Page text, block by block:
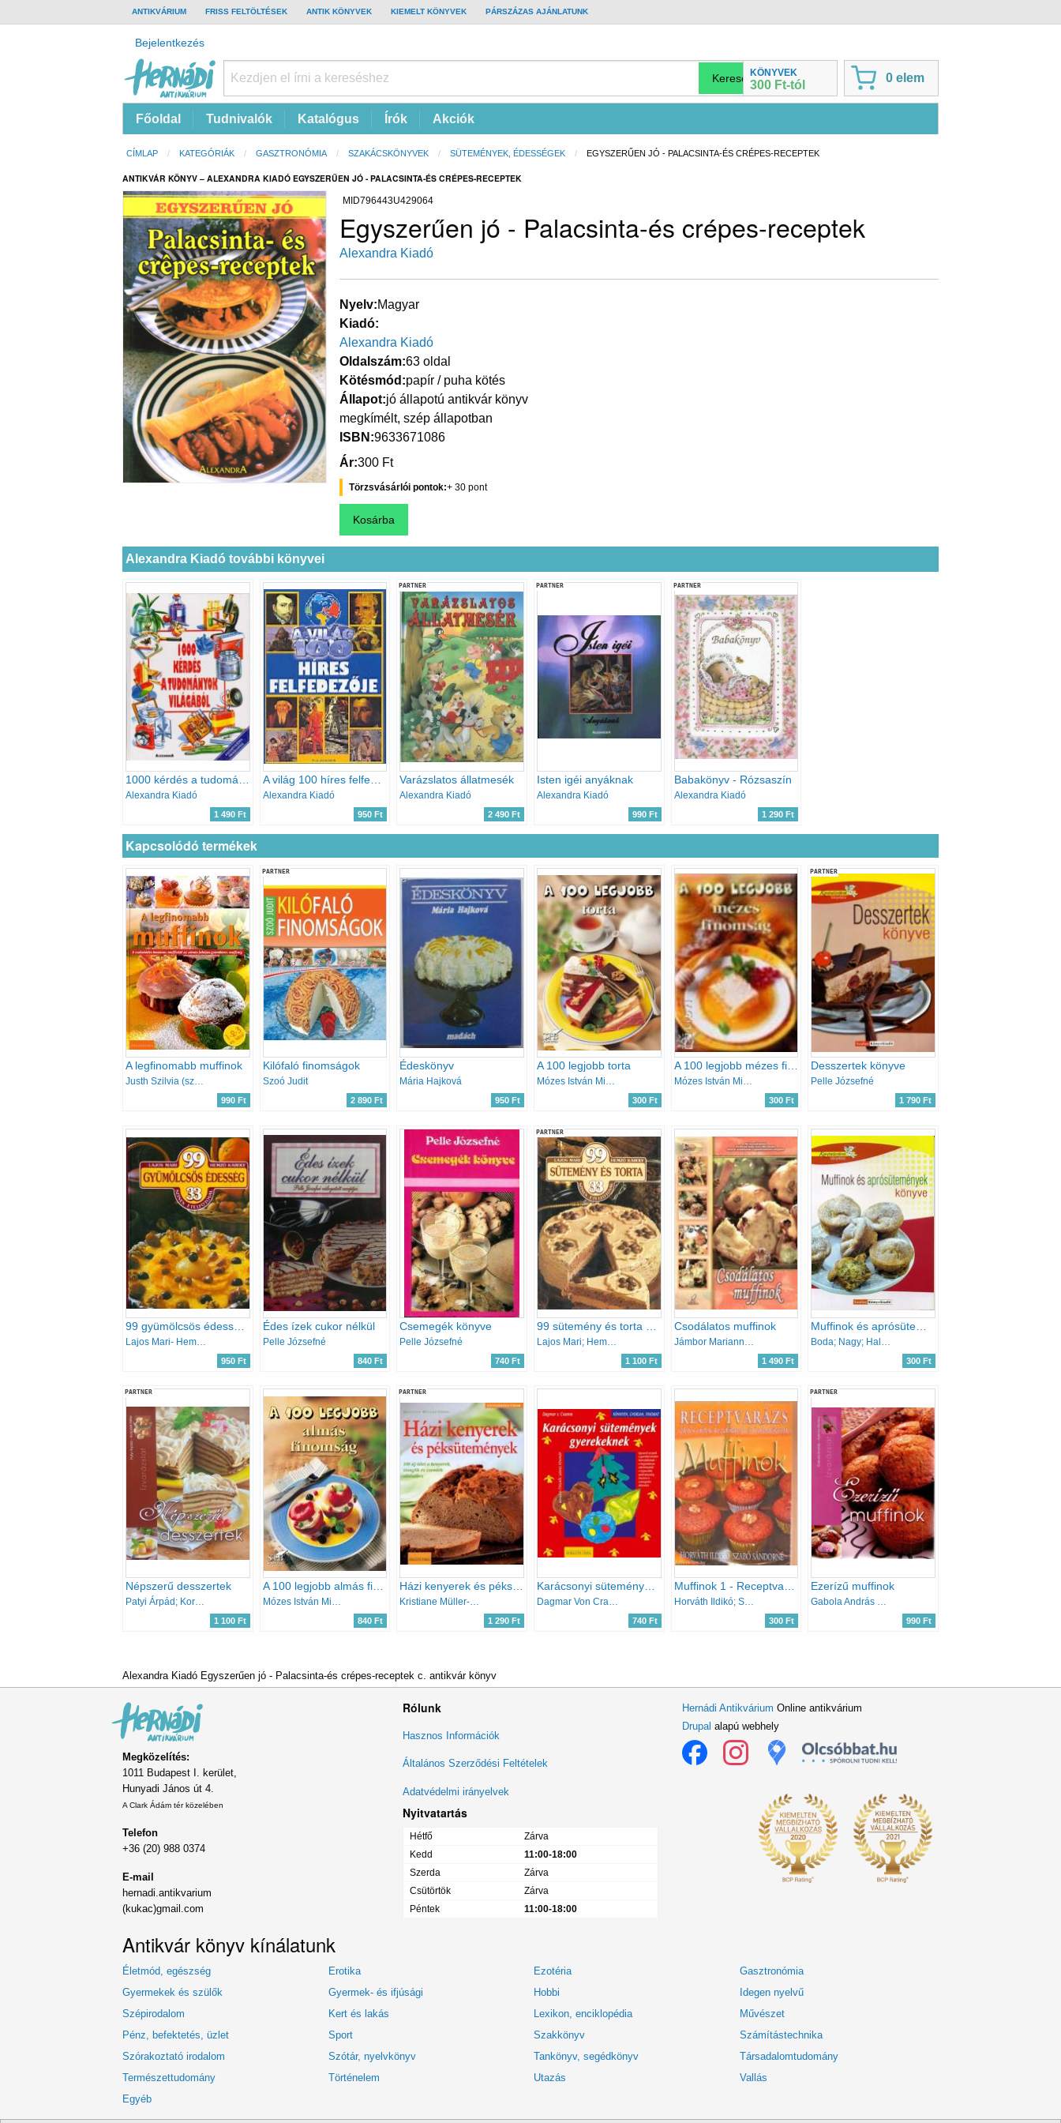
TOP
BAR
ANTIKVÁRIUM FRISS FELTÖLTÉSEK ANTIK KÖNYVEK KIEMELT KÖNYVEK PÁRSZÁZAS AJÁNLATUNK
Felhasználói
fiók
menüje
Bejelentkezés
Antikvárium
Online
KÖNYVEK
300 Ft-tól
0 elem
Fő
navigáció
Főoldal Tudnivalók Katalógus Írók Akciók
Morzsa
CÍMLAP KATEGÓRIÁK GASZTRONÓMIA SZAKÁCSKÖNYVEK SÜTEMÉNYEK, ÉDESSÉGEK CURRENT:
EGYSZERŰEN JÓ - PALACSINTA-ÉS CRÉPES-RECEPTEK
ANTIKVÁR KÖNYV – ALEXANDRA KIADÓ EGYSZERŰEN JÓ - PALACSINTA-ÉS CRÉPES-RECEPTEK
MID796443U429064
Egyszerűen jó - Palacsinta-és crépes-receptek
Alexandra Kiadó
Nyelv Magyar
Kiadó
Alexandra Kiadó
Oldalszám 63 oldal
Kötésmód papír / puha kötés
Állapot jó állapotú antikvár könyv
megkímélt, szép állapotban
ISBN 9633671086
Ár 300 Ft
Törzsvásárlói pontok 30
Alexandra Kiadó további könyvei
Alexandra Kiadó
1 490 Ft
A világ 100 híres felfedezője
Alexandra Kiadó
950 Ft
PARTNER
Varázslatos állatmesék
Alexandra Kiadó
2 490 Ft
PARTNER
Isten igéi anyáknak
Alexandra Kiadó
990 Ft
PARTNER
Babakönyv - Rózsaszín
Alexandra Kiadó
1 290 Ft
Kapcsolódó termékek
A legfinomabb muffinok
Justh Szilvia (szerk.)
990 Ft
PARTNER
Kilófaló finomságok
Szoó Judit
2 890 Ft
Édeskönyv
Mária Hajková
950 Ft
A 100 legjobb torta
Mózes István Miklós
300 Ft
A 100 legjobb mézes finomság
Mózes István Miklós
300 Ft
PARTNER
Desszertek könyve
Pelle Józsefné
1 790 Ft
950 Ft
Édes ízek cukor nélkül
Pelle Józsefné
840 Ft
Csemegék könyve
Pelle Józsefné
740 Ft
PARTNER
Lajos Mari; Hemző Károly
1 100 Ft
Csodálatos muffinok
1 490 Ft 300 Ft
PARTNER
Népszerű desszertek
Patyi Árpád; Korpádi Péter
1 100 Ft
A 100 legjobb almás finomság
Mózes István Miklós Bártfai László
840 Ft
PARTNER
Kristiane Müller-Urban
1 290 Ft
Karácsonyi sütemények gyerekeknek (könnyen, gyorsan, finomat)
Dagmar Von Cramm
740 Ft
Horváth Ildikó; Szabó Sándorné
300 Ft
PARTNER
Ezerízű muffinok
Gabola András Halmos Mónika
990 Ft
Alexandra Kiadó Egyszerűen jó - Palacsinta-és crépes-receptek c. antikvár könyv
Megközelítés:
1011 Budapest I. kerület,
Hunyadi János út 4.
A Clark Ádám tér közelében
Telefon
+36 (20) 988 0374
E-mail
hernadi.antikvarium
(kukac)gmail.com
Rólunk
Lábléc
menü
Hasznos Információk
Általános Szerződési Feltételek
Adatvédelmi irányelvek
Nyitvatartás
Hétfő
Zárva
Kedd
11:00-18:00
Szerda
Zárva
Csütörtök
Zárva
Péntek
11:00-18:00
Hernádi Antikvárium Online antikvárium
Drupal alapú webhely
Antikvár könyv kínálatunk
Életmód, egészség Erotika Ezotéria
Gasztronómia
Gyermekek és szülők
Gyermek- és ifjúsági Hobbi
Idegen nyelvű
Szépirodalom
Kert és lakás Lexikon, enciklopédia
Művészet
Pénz, befektetés, üzlet
Sport Szakkönyv
Számítástechnika
Szórakoztató irodalom
Szótár, nyelvkönyv Tankönyv, segédkönyv
Társadalomtudomány
Természettudomány
Történelem Utazás
Vallás
Egyéb